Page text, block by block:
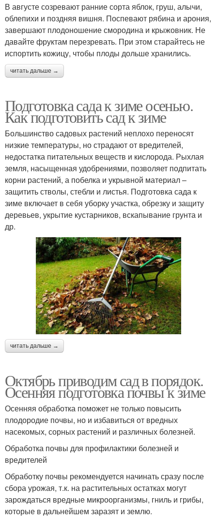
В августе созревают ранние сорта яблок, груш, алычи,
облепихи и поздняя вишня. Поспевают рябина и арония,
завершают плодоношение смородина и крыжовник. Не
давайте фруктам перезревать. При этом старайтесь не
испортить кожицу, чтобы плоды дольше хранились.
читать дальше →
Подготовка сада к зиме осенью.
Как подготовить сад к зиме
Большинство садовых растений неплохо переносят
низкие температуры, но страдают от вредителей,
недостатка питательных веществ и кислорода. Рыхлая
земля, насыщенная удобрениями, позволяет подпитать
корни растений, а побелка и укрывной материал –
защитить стволы, стебли и листья. Подготовка сада к
зиме включает в себя уборку участка, обрезку и защиту
деревьев, укрытие кустарников, вскапывание грунта и
др.
читать дальше →
Октябрь приводим сад в порядок.
Осенняя подготовка почвы к зиме
Осенняя обработка поможет не только повысить
плодородие почвы, но и избавиться от вредных
насекомых, сорных растений и различных болезней.
Обработка почвы для профилактики болезней и
вредителей
Обработку почвы рекомендуется начинать сразу после
сбора урожая, т.к. на растительных остатках могут
зарождаться вредные микроорганизмы, гниль и грибы,
которые в дальнейшем заразят и землю.